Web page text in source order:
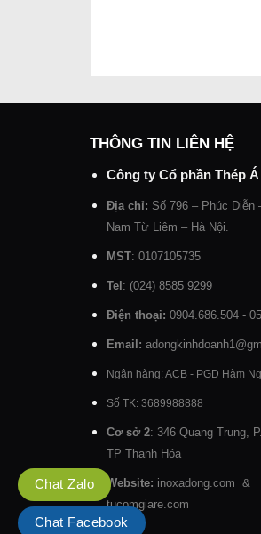
THÔNG TIN LIÊN HỆ
Công ty Cổ phần Thép
Địa chỉ: Số 796 – Phúc Diễn
Nam Từ Liêm – Hà Nội.
MST: 0107105735
Tel : (024) 8585 9299
Điện thoại: 0904.686.504 -
Email:
Ngân hàng: ACB - PGD Hàm
Số TK: 3689988888
Cơ sở 2: 346 Quang Trung,
TP Thanh Hóa
Website: inoxadong.com &
tucomgiare.com
Chat Zalo
Chat Facebook